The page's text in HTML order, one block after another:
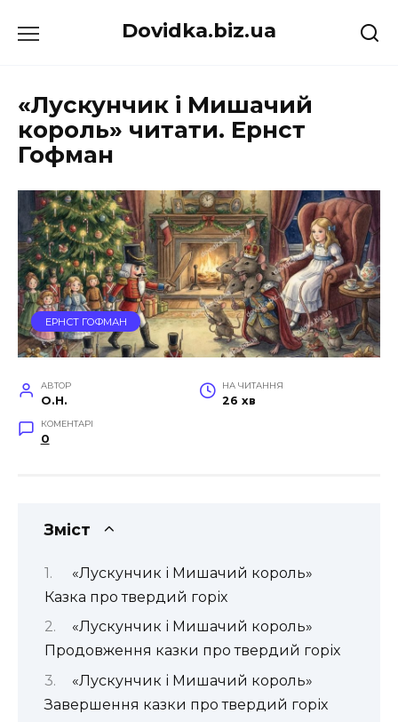
до
Dovidka.biz.ua
«Лускунчик і Мишачий
король» читати. Ернст
Гофман
ЕРНСТ ГОФМАН
АВТОР
O.H.
НА ЧИТАННЯ
26 хв
КОМЕНТАРІ
0
Зміст
«Лускунчик і Мишачий король»
Казка про твердий горіх
«Лускунчик і Мишачий король»
Продовження казки про твердий горіх
«Лускунчик і Мишачий король»
Завершення казки про твердий горіх